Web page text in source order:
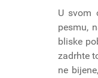
U svom
pesmu,
bliske
zadrhte
ne